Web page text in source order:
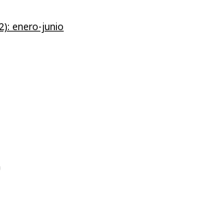
enero-junio